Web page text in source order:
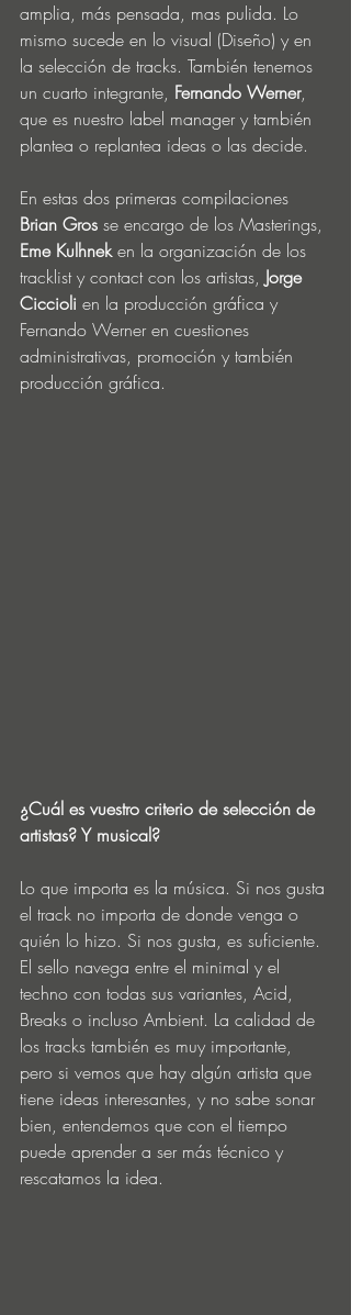
amplia, más pensada, mas pulida. Lo
mismo sucede en lo visual (Diseño) y en
la selección de tracks. También tenemos
un cuarto integrante, Fernando Werner,
que es nuestro label manager y también
plantea o replantea ideas o las decide.
En estas dos primeras compilaciones
Brian Gros se encargo de los Masterings,
Eme Kulhnek en la organización de los
tracklist y contact con los artistas, Jorge
Ciccioli en la producción gráfica y
Fernando Werner en cuestiones
administrativas, promoción y también
producción gráfica.
¿Cuál es vuestro criterio de selección de
artistas? Y musical?
Lo que importa es la música. Si nos gusta
el track no importa de donde venga o
quién lo hizo. Si nos gusta, es suficiente.
El sello navega entre el minimal y el
techno con todas sus variantes, Acid,
Breaks o incluso Ambient. La calidad de
los tracks también es muy importante,
pero si vemos que hay algún artista que
tiene ideas interesantes, y no sabe sonar
bien, entendemos que con el tiempo
puede aprender a ser más técnico y
rescatamos la idea.